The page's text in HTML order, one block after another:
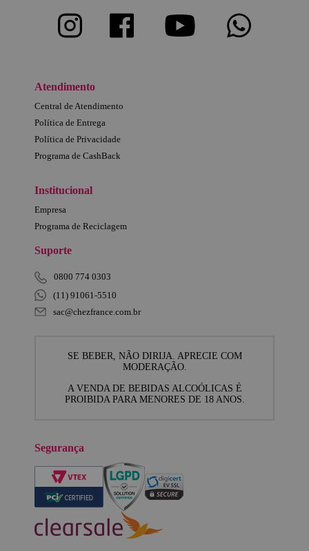
Atendimento
Central de Atendimento
Política de Entrega
Política de Privacidade
Programa de CashBack
Institucional
Empresa
Programa de Reciclagem
Suporte
0800 774 0303
(11) 91061-5510
sac@chezfrance.com.br
SE BEBER, NÃO DIRIJA. APRECIE COM
MODERAÇÃO.
A VENDA DE BEBIDAS ALCOÓLICAS É
PROIBIDA PARA MENORES DE 18 ANOS.
Segurança